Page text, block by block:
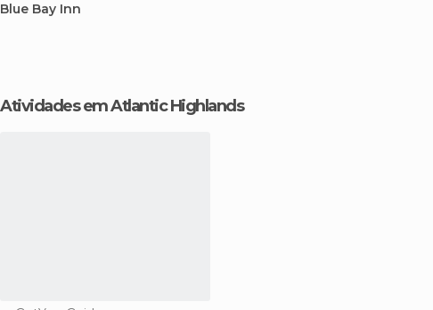
Blue Bay Inn
Atividades em Atlantic Highlands